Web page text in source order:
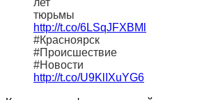
лет
тюрьмы
http://t.co/6LSqJFXBMl
#Красноярск
#Происшествие
#Новости
http://t.co/U9KlIXuYG6